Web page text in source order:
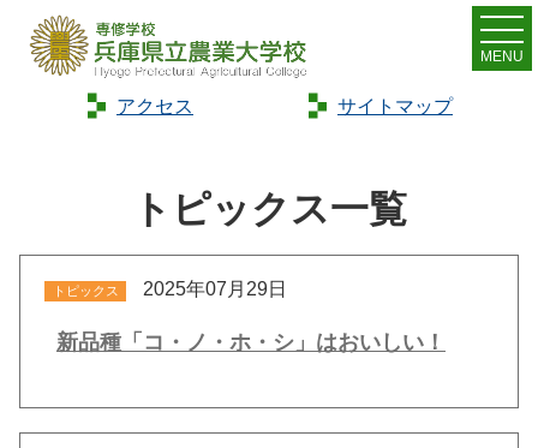
アクセス サイトマップ
MENU
Home> トピックス
トピックス一覧
トピックス 2025年07月29日
新品種「コ・ノ・ホ・シ」はおいしい！